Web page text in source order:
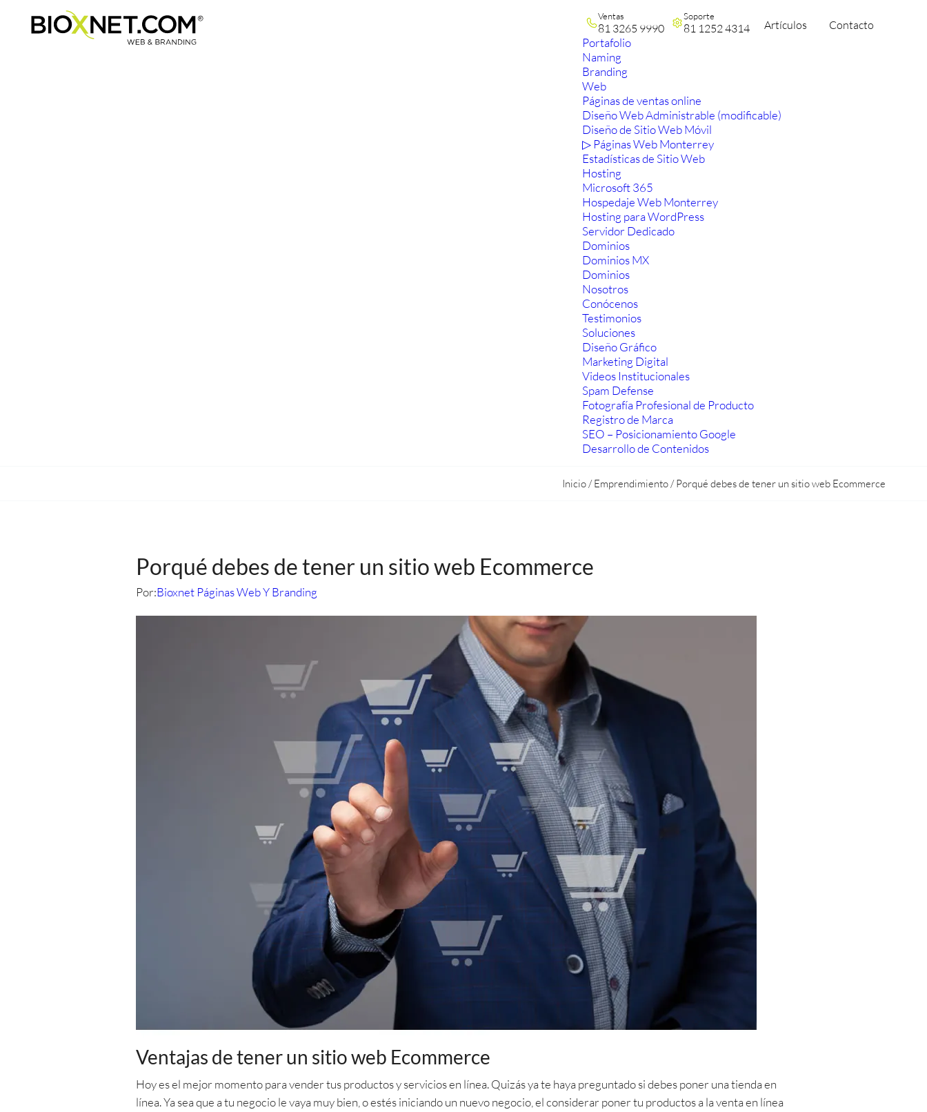
Ventas
81 3265 9990
Soporte
81 1252 4314 Artículos Contacto
Portafolio
Naming
Branding
Web
Páginas de ventas online
Diseño Web Administrable (modificable)
Diseño de Sitio Web Móvil
▷ Páginas Web Monterrey
Estadísticas de Sitio Web
Hosting
Microsoft 365
Hospedaje Web Monterrey
Hosting para WordPress
Servidor Dedicado
Dominios
Dominios MX
Dominios
Nosotros
Conócenos
Testimonios
Soluciones
Diseño Gráfico
Marketing Digital
Videos Institucionales
Spam Defense
Fotografía Profesional de Producto
Registro de Marca
SEO – Posicionamiento Google
Desarrollo de Contenidos
Inicio/Emprendimiento/Porqué debes de tener un sitio web Ecommerce
Porqué debes de tener un sitio web Ecommerce
Por:Bioxnet Páginas Web Y Branding
Ventajas de tener un sitio web Ecommerce
Hoy es el mejor momento para vender tus productos y servicios en línea. Quizás ya te haya preguntado si debes poner una tienda en
línea. Ya sea que a tu negocio le vaya muy bien, o estés iniciando un nuevo negocio, el considerar poner tu productos a la venta en línea